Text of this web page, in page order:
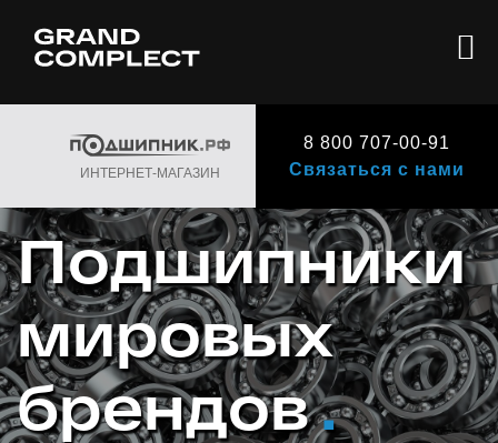
ИНТЕРНЕТ-МАГАЗИН
8 800 707-00-91
Связаться с нами
Подшипники
мировых
брендов.